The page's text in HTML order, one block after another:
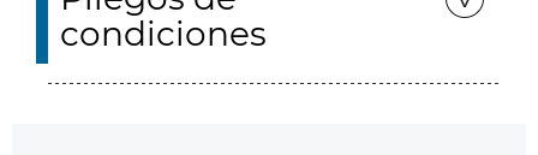
condiciones